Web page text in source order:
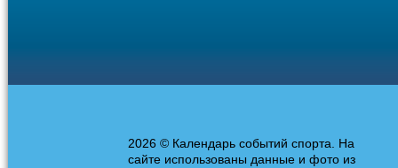
2026 © Календарь событий спорта. На
сайте использованы данные и фото из